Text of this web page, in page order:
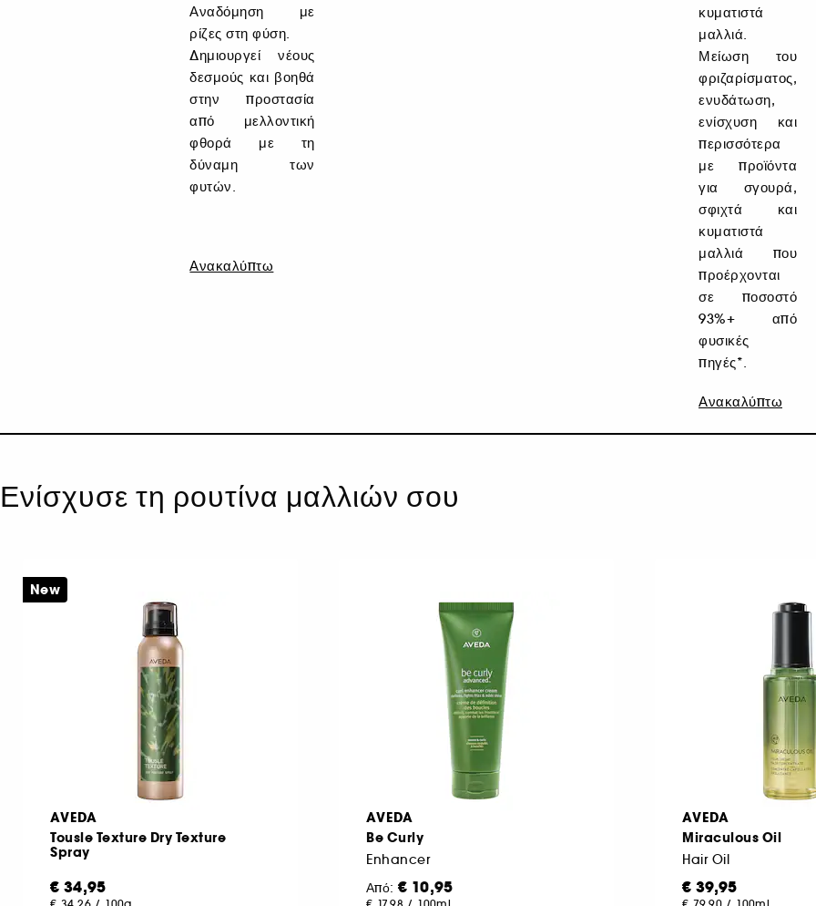
Αναδόμηση με
ρίζες στη φύση.
Δημιουργεί νέους
δεσμούς και βοηθά
στην προστασία
από μελλοντική
φθορά με τη
δύναμη των
φυτών.
Ανακαλύπτω
κυματιστά
μαλλιά.
Μείωση του
φριζαρίσματος,
ενυδάτωση,
ενίσχυση και
περισσότερα
με προϊόντα
για σγουρά,
σφιχτά και
κυματιστά
μαλλιά που
προέρχονται
σε ποσοστό
93%+ από
φυσικές
πηγές*.
Ανακαλύπτω
Ενίσχυσε τη ρουτίνα μαλλιών σου
AVEDA
Tousle Texture Dry Texture
Spray
€ 34,95
New
AVEDA
Be Curly
Enhancer
Από: € 10,95
AVEDA
Miraculous Oil
Hair Oil
€ 39,95